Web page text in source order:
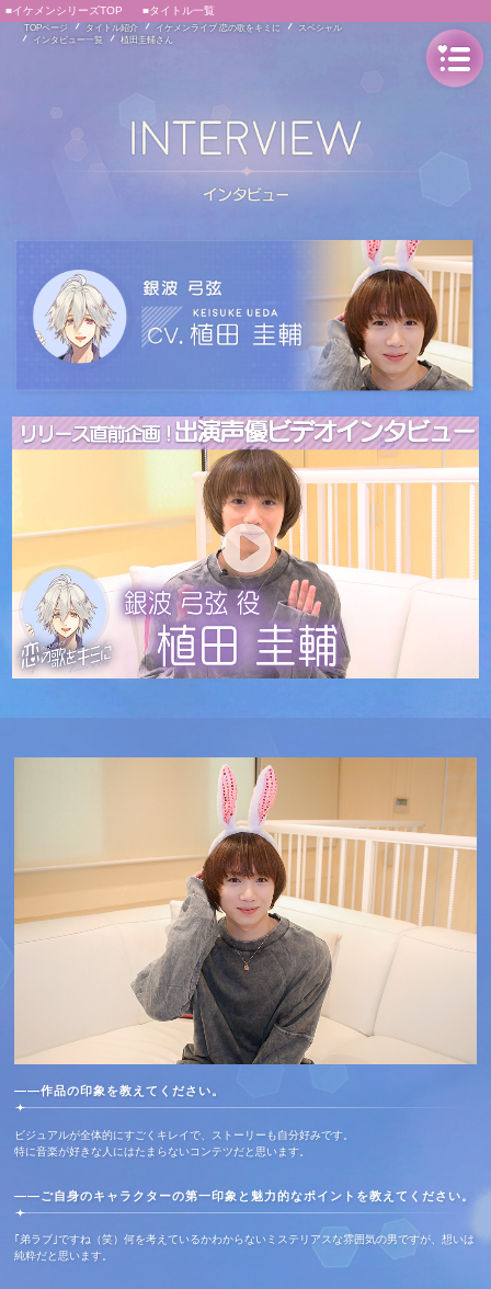
■イケメンシリーズTOP ■タイトル一覧
TOPページ タイトル紹介 イケメンライブ 恋の歌をキミに
スペシャル
インタビュー一覧
植田圭輔さん
――作品の印象を教えてください。
ビジュアルが全体的にすごくキレイで、ストーリーも自分好みです。
特に音楽が好きな人にはたまらないコンテツだと思います。
――ご自身のキャラクターの第一印象と魅力的なポイントを教えてください。
｢弟ラブ｣ですね（笑）何を考えているかわからないミステリアスな雰囲気の男ですが、想いは
純粋だと思います。